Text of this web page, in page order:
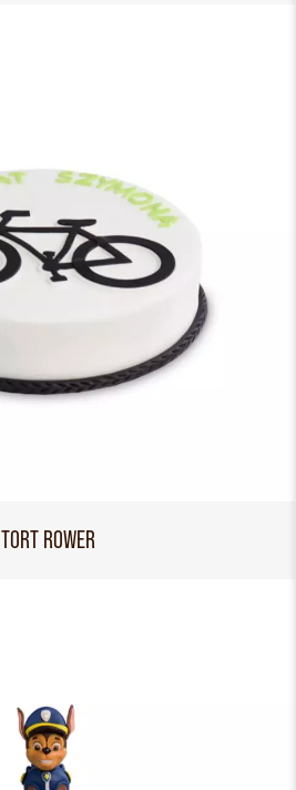
TORT ROWER